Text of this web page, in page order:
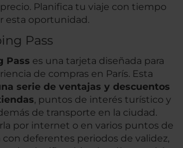
Planifica tu viaje con tiempo
esta oportunidad.
Pass
Pass es una tarjeta diseñada para
de compras en París. Esta
serie de ventajas y descuentos
, puntos de interés turístico y
de transporte en la ciudad.
por internet o en varios puntos de
deferentes periodos de validez,